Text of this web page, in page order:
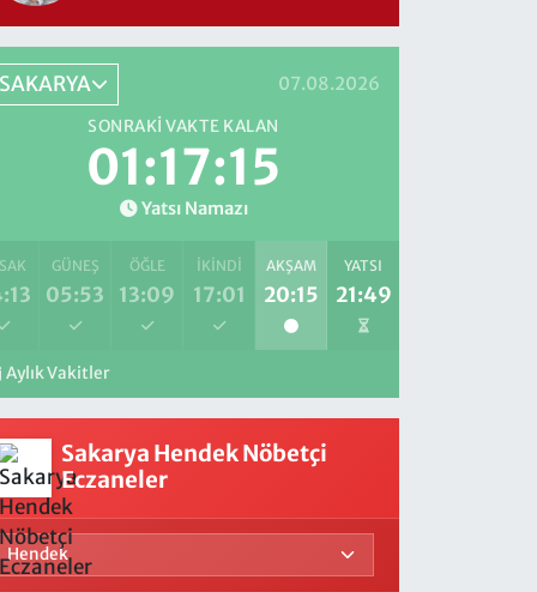
SAKARYA 07.08.2026
SONRAKI VAKTE KALAN
01:17:14
Yatsı Namazı
GÜNEŞ
05:53
ÖĞLE
13:09
İKINDI
17:01
AKŞAM
20:15
YATSI
21:49
Aylık Vakitler
Sakarya Hendek Nöbetçi
Eczaneler